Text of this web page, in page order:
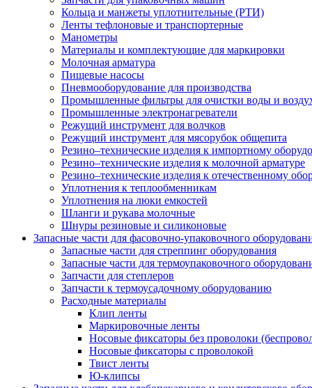
Кольца и манжеты уплотнительные (РТИ)
Ленты тефлоновые и транспортерные
Манометры
Материалы и комплектующие для маркировки
Молочная арматура
Пищевые насосы
Пневмооборудование для производства
Промышленные фильтры для очистки воды и
Промышленные электронагреватели
Режущий инструмент для волчков
Режущий инструмент для мясорубок общепита
Резино–технические изделия к импортному
Резино–технические изделия к молочной арматуре
Резино–технические изделия к отечественному
Уплотнения к теплообменникам
Уплотнения на люки емкостей
Шланги и рукава молочные
Шнуры резиновые и силиконовые
Запасные части для фасовочно-упаковочного
Запасные части для стреппинг оборудования
Запасные части для термоупаковочного
Запчасти для степлеров
Запчасти к термоусадочному оборудованию
Расходные материалы
Клип ленты
Маркировочные ленты
Носовые фиксаторы без проволоки
Носовые фиксаторы с проволокой
Твист ленты
Ю-клипсы